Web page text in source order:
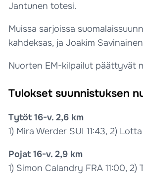
Jantunen totesi.
Muissa sarjoissa
kahdeksas, ja Joakim
Nuorten EM-kilpailut päättyvät
Tulokset suunnistuksen
Tytöt 16-v. 2,6 km
1) Mira Werder SUI 11:43, 2)
Pojat 16-v. 2,9 km
1) Simon Calandry FRA 11:00, 2)